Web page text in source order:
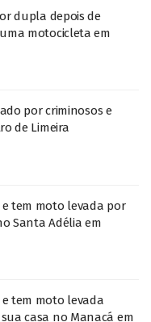
dupla depois de
motocicleta em
por criminosos e
de Limeira
tem moto levada por
Santa Adélia em
tem moto levada
casa no Manacá em